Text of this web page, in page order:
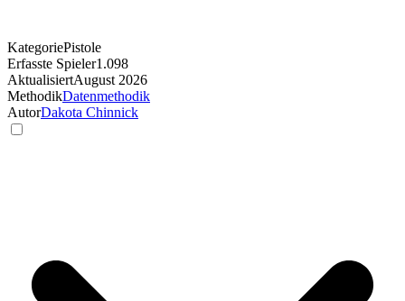
KategoriePistole
Erfasste Spieler1.098
AktualisiertAugust 2026
MethodikDatenmethodik
AutorDakota Chinnick